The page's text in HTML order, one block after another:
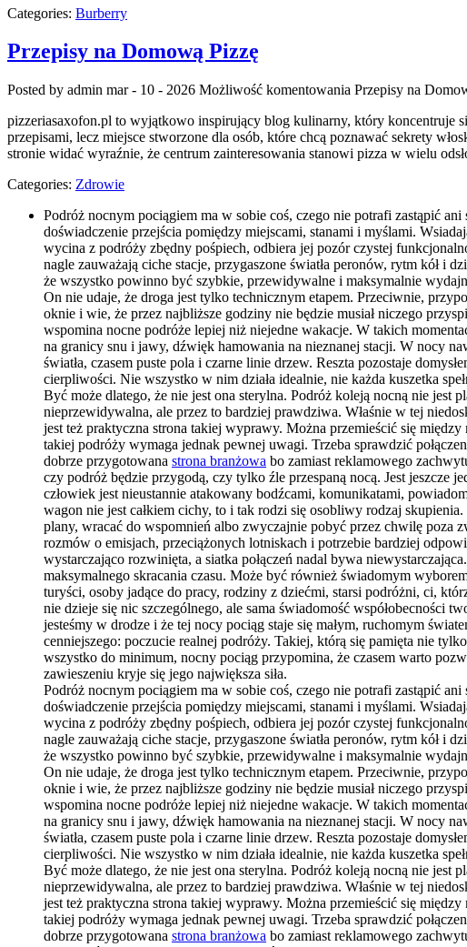
Categories: Burberry
Przepisy na Domową Pizzę
Posted by admin mar - 10 - 2026 Możliwość komentowania Przepisy na
pizzeriasaxofon.pl to wyjątkowo inspirujący blog kulinarny, który koncentruje
przepisami, lecz miejsce stworzone dla osób, które chcą poznawać sekrety
stronie widać wyraźnie, że centrum zainteresowania stanowi pizza w wielu
Categories: Zdrowie
Podróż nocnym pociągiem ma w sobie coś, czego nie potrafi zastąpić
doświadczenie przejścia pomiędzy miejscami, stanami i myślami.
wycina z podróży zbędny pośpiech, odbiera jej pozór czystej
nagle zauważają ciche stacje, przygaszone światła peronów, rytm kół i
że wszystko powinno być szybkie, przewidywalne i maksymalnie
On nie udaje, że droga jest tylko technicznym etapem. Przeciwnie,
oknie i wie, że przez najbliższe godziny nie będzie musiał niczego
wspomina nocne podróże lepiej niż niejedne wakacje. W takich
na granicy snu i jawy, dźwięk hamowania na nieznanej stacji. W nocy
światła, czasem puste pola i czarne linie drzew. Reszta pozostaje
cierpliwości. Nie wszystko w nim działa idealnie, nie każda kuszetka
Być może dlatego, że nie jest ona sterylna. Podróż koleją nocną nie
nieprzewidywalna, ale przez to bardziej prawdziwa. Właśnie w tej
jest też praktyczna strona takiej wyprawy. Można przemieścić się
takiej podróży wymaga jednak pewnej uwagi. Trzeba sprawdzić
dobrze przygotowana strona branżowa bo zamiast reklamowego
czy podróż będzie przygodą, czy tylko źle przespaną nocą. Jest
człowiek jest nieustannie atakowany bodźcami, komunikatami,
wagon nie jest całkiem cichy, to i tak rodzi się osobliwy rodzaj
plany, wracać do wspomnień albo zwyczajnie pobyć przez chwilę poza
rozmów o emisjach, przeciążonych lotniskach i potrzebie bardziej
wystarczająco rozwinięta, a siatka połączeń nadal bywa
maksymalnego skracania czasu. Może być również świadomym
turyści, osoby jadące do pracy, rodziny z dziećmi, starsi podróżni, ci,
nie dzieje się nic szczególnego, ale sama świadomość współobecności
jesteśmy w drodze i że tej nocy pociąg staje się małym, ruchomym
cenniejszego: poczucie realnej podróży. Takiej, którą się pamięta nie
wszystko do minimum, nocny pociąg przypomina, że czasem warto
zawieszeniu kryje się jego największa siła.
Podróż nocnym pociągiem ma w sobie coś, czego nie potrafi zastąpić
doświadczenie przejścia pomiędzy miejscami, stanami i myślami.
wycina z podróży zbędny pośpiech, odbiera jej pozór czystej
nagle zauważają ciche stacje, przygaszone światła peronów, rytm kół i
że wszystko powinno być szybkie, przewidywalne i maksymalnie
On nie udaje, że droga jest tylko technicznym etapem. Przeciwnie,
oknie i wie, że przez najbliższe godziny nie będzie musiał niczego
wspomina nocne podróże lepiej niż niejedne wakacje. W takich
na granicy snu i jawy, dźwięk hamowania na nieznanej stacji. W nocy
światła, czasem puste pola i czarne linie drzew. Reszta pozostaje
cierpliwości. Nie wszystko w nim działa idealnie, nie każda kuszetka
Być może dlatego, że nie jest ona sterylna. Podróż koleją nocną nie
nieprzewidywalna, ale przez to bardziej prawdziwa. Właśnie w tej
jest też praktyczna strona takiej wyprawy. Można przemieścić się
takiej podróży wymaga jednak pewnej uwagi. Trzeba sprawdzić
dobrze przygotowana strona branżowa bo zamiast reklamowego